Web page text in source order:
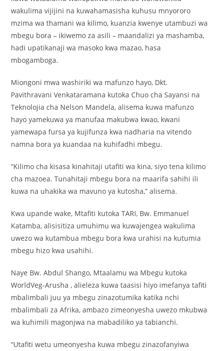
wakulima vijijini na kuwahamasisha kuhusu mnyororo
mzima wa thamani wa kilimo, kuanzia kwenye utambuzi wa
mbegu bora – ikiwemo za asili – maandalizi ya mashamba,
hadi upatikanaji wa masoko kwa mazao, hasa
mbogamboga.
Miongoni mwa washiriki wa mafunzo hayo, Dkt.
Pavithravani Venkataramana kutoka Chuo cha Sayansi na
Teknolojia cha Nelson Mandela, alisema kuwa mafunzo
hayo yamekuwa ya manufaa makubwa kwao, kwani
yamewapa fursa ya kujifunza kwa nadharia na vitendo
namna bora ya kuandaa na kuhifadhi mbegu.
“Kilimo cha kisasa kinahitaji utafiti wa kina, siyo tena kilimo
cha mazoea. Tunahitaji mbegu bora na maarifa sahihi ili
kuwa na uhakika wa mavuno ya kutosha,” alisema.
Kwa upande wake, Mtafiti kutoka TARI, Bw. Emmanuel
Katamba, alisisitiza umuhimu wa kuwajengea wakulima
uwezo wa kutambua mbegu bora kwa urahisi na kutumia
mbegu hizo kwa usahihi.
Naye Bw. Abdul Shango, Mtaalamu wa Mbegu kutoka
WorldVeg-Arusha , alieleza kuwa taasisi hiyo imefanya tafiti
mbalimbali juu ya mbegu zinazotumika katika nchi
mbalimbali za Afrika, ambazo zimeonyesha uwezo mkubwa
wa kuhimili magonjwa na mabadiliko ya tabianchi.
“Utafiti wetu umeonyesha kuwa mbegu zinazofanyiwa